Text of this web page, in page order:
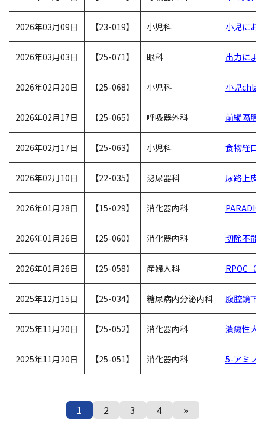
2026年03月09日 【23-019】 小児科 小児にお
2026年03月03日 【25-071】 眼科 出力によ
2026年02月20日 【25-068】 小児科 小児
2026年02月17日 【25-065】 呼吸器外科 前縦隔腫
2026年02月17日 【25-063】 小児科 食物経口
2026年02月10日 【22-035】 泌尿器科 尿路上皮
2026年01月28日 【15-029】 消化器内科
2026年01月26日 【25-060】 消化器内科 切除不能
2026年01月26日 【25-058】 産婦人科 RPOC（
2025年12月15日 【25-034】 糖尿病内分泌内科 腹腔鏡下
2025年11月20日 【25-052】 消化器内科 潰瘍性大
2025年11月20日 【25-051】 消化器内科 5-アミノ
1 2 3 4 »